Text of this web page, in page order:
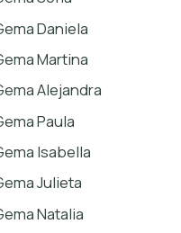
Daniela
Martina
Alejandra
Paula
Isabella
Julieta
Natalia